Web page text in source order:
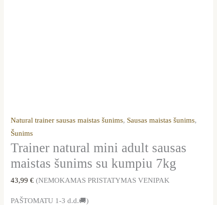
Natural trainer sausas maistas šunims, Sausas maistas šunims,
Šunims
Trainer natural mini adult sausas
maistas šunims su kumpiu 7kg
43,99€ (NEMOKAMAS PRISTATYMAS VENIPAK
PAŠTOMATU 1-3 d.d.🚚)